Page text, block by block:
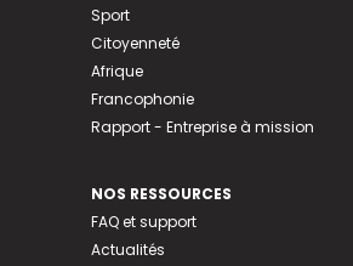
Sport
Citoyenneté
Afrique
Francophonie
Rapport - Entreprise à mission
NOS RESSOURCES
FAQ et support
Actualités